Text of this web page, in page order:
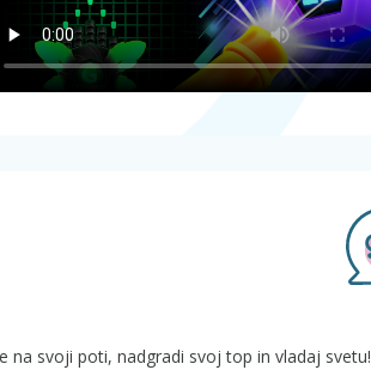
na svoji poti, nadgradi svoj top in vladaj svetu!